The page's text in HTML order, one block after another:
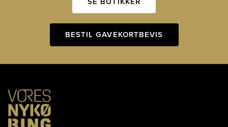
BESTIL GAVEKORTBEVIS